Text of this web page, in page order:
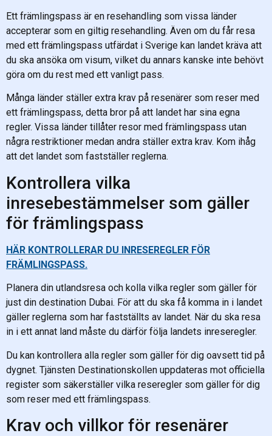
Ett främlingspass är en resehandling som vissa länder
accepterar som en giltig resehandling. Även om du får resa
med ett främlingspass utfärdat i Sverige kan landet kräva att
du ska ansöka om visum, vilket du annars kanske inte behövt
göra om du rest med ett vanligt pass.
Många länder ställer extra krav på resenärer som reser med
ett främlingspass, detta bror på att landet har sina egna
regler. Vissa länder tillåter resor med främlingspass utan
några restriktioner medan andra ställer extra krav. Kom ihåg
att det landet som fastställer reglerna.
Kontrollera vilka
inresebestämmelser som gäller
för främlingspass
HÄR KONTROLLERAR DU INRESEREGLER FÖR
FRÄMLINGSPASS.
Planera din utlandsresa och kolla vilka regler som gäller för
just din destination Dubai. För att du ska få komma in i landet
gäller reglerna som har fastställts av landet. När du ska resa
in i ett annat land måste du därför följa landets inreseregler.
Du kan kontrollera alla regler som gäller för dig oavsett tid på
dygnet. Tjänsten Destinationskollen uppdateras mot officiella
register som säkerställer vilka reseregler som gäller för dig
som reser med ett främlingspass.
Krav och villkor för resenärer